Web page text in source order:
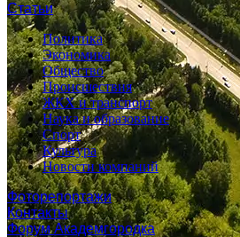
Статьи
Политика
Экономика
Общество
Происшествия
ЖКХ и транспорт
Наука и образование
Спорт
Культура
Новости компаний
Фоторепортажи
Контакты
Форум Академгородка